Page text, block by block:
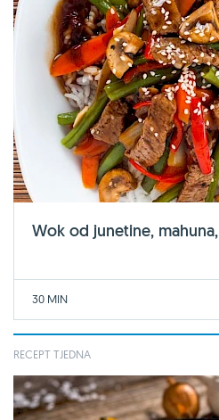
Wok od junetine,
30 MIN
RECEPT TJEDNA